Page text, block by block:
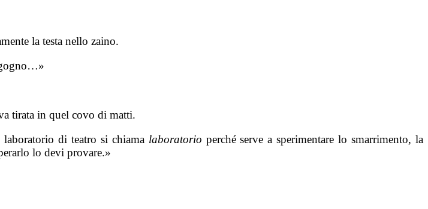
la testa nello zaino.
tirata in quel covo di matti.
di teatro si chiama laboratorio perché serve a sperimentare lo smarrimento, la
lo devi provare.»